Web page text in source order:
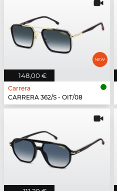
148,00 €
Carrera
CARRERA 362/S - OIT/08